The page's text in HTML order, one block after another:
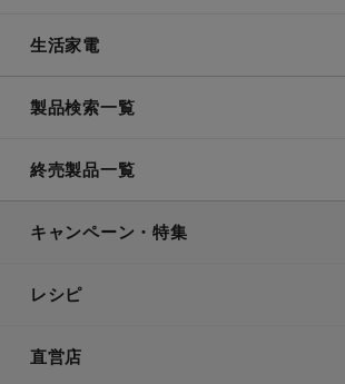
生活家電
製品検索一覧
終売製品一覧
キャンペーン・特集
レシピ
直営店